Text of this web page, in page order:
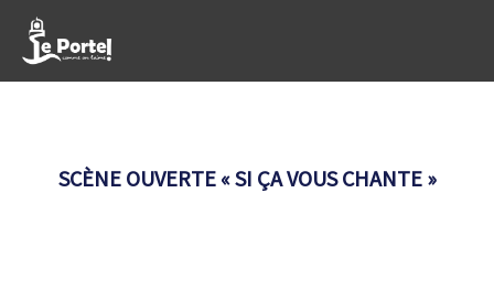
SCÈNE OUVERTE « SI ÇA VOUS CHANTE »